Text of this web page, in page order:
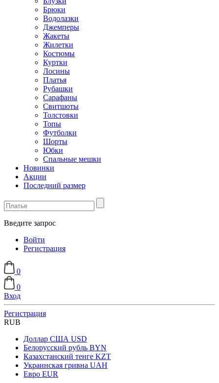
Брюки
Водолазки
Джемперы
Жакеты
Жилетки
Костюмы
Куртки
Лосины
Платья
Рубашки
Сарафаны
Свитшоты
Толстовки
Топы
Футболки
Шорты
Юбки
Спальные мешки
Новинки
Акции
Последний размер
Введите запрос
Войти
Регистрация
0
0
Вход
Регистрация
RUB
Доллар США USD
Белорусский рубль BYN
Казахстанский тенге KZT
Украинская гривна UAH
Евро EUR